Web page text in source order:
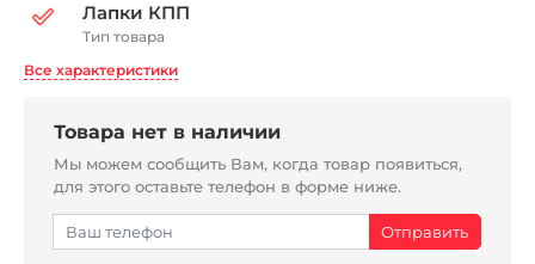
Лапки КПП
Тип товара
Все характеристики
Товара нет в наличии
Мы можем сообщить Вам, когда товар появиться,
для этого оставьте телефон в форме ниже.